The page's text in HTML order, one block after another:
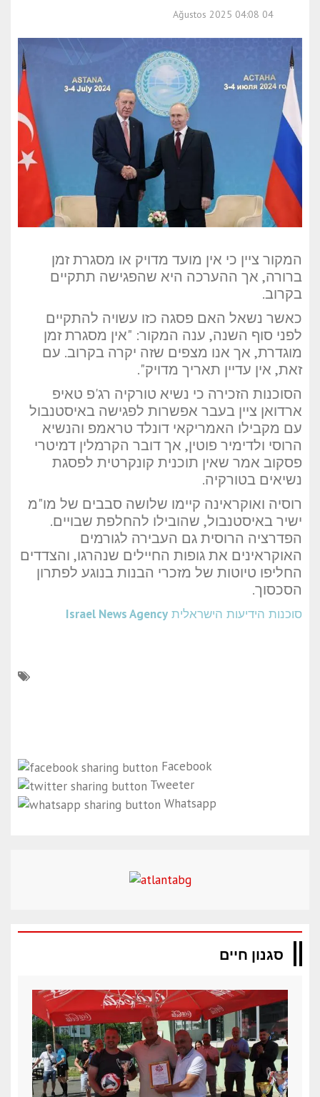
04 Ağustos 2025 04:08
המקור ציין כי אין מועד מדויק או מסגרת זמן
ברורה, אך ההערכה היא שהפגישה תתקיים
בקרוב.
כאשר נשאל האם פסגה כזו עשויה להתקיים
לפני סוף השנה, ענה המקור: "אין מסגרת זמן
מוגדרת, אך אנו מצפים שזה יקרה בקרוב. עם
זאת, אין עדיין תאריך מדויק".
הסוכנות הזכירה כי נשיא טורקיה רג'פ טאיפ
ארדואן ציין בעבר אפשרות לפגישה באיסטנבול
עם מקבילו האמריקאי דונלד טראמפ והנשיא
הרוסי ולדימיר פוטין, אך דובר הקרמלין דמיטרי
פסקוב אמר שאין תוכנית קונקרטית לפסגת
נשיאים בטורקיה.
רוסיה ואוקראינה קיימו שלושה סבבים של מו"מ
ישיר באיסטנבול, שהובילו להחלפת שבויים.
הפדרציה הרוסית גם העבירה לגורמים
האוקראינים את גופות החיילים שנהרגו, והצדדים
החליפו טיוטות של מזכרי הבנות בנוגע לפתרון
הסכסוך.
סוכנות הידיעות הישראלית Israel News Agency
Facebook
Tweeter
Whatsapp
סגנון חיים